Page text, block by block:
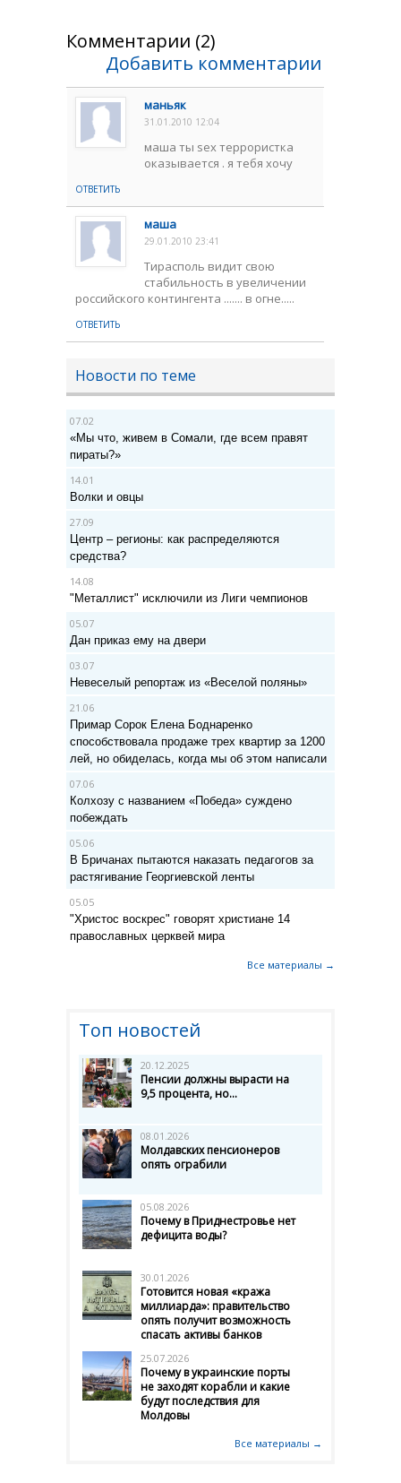
Комментарии (2)
Добавить комментарии
маньяк
31.01.2010 12:04
маша ты sex террористка
оказывается . я тебя хочу
ОТВЕТИТЬ
маша
29.01.2010 23:41
Тирасполь видит свою
стабильность в увеличении
российского контингента ....... в огне.....
ОТВЕТИТЬ
Новости по теме
07.02
«Мы что, живем в Сомали, где всем правят
пираты?»
14.01
Волки и овцы
27.09
Центр – регионы: как распределяются
средства?
14.08
"Металлист" исключили из Лиги чемпионов
05.07
Дан приказ ему на двери
03.07
Невеселый репортаж из «Веселой поляны»
21.06
Примар Сорок Елена Боднаренко
способствовала продаже трех квартир за 1200
лей, но обиделась, когда мы об этом написали
07.06
Колхозу с названием «Победа» суждено
побеждать
05.06
В Бричанах пытаются наказать педагогов за
растягивание Георгиевской ленты
05.05
"Христос воскрес" говорят христиане 14
православных церквей мира
Все материалы →
Топ новостей
20.12.2025
Пенсии должны вырасти на
9,5 процента, но...
08.01.2026
Молдавских пенсионеров
опять ограбили
05.08.2026
Почему в Приднестровье нет
дефицита воды?
30.01.2026
Готовится новая «кража
миллиарда»: правительство
опять получит возможность
спасать активы банков
25.07.2026
Почему в украинские порты
не заходят корабли и какие
будут последствия для
Молдовы
Все материалы →